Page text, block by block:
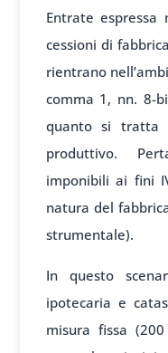
Entrate
cessioni di
rientrano
comma 1, nn. 8-
quanto si tratta
produttivo.
imponibili ai fini
natura del
strumentale).
In questo
ipotecaria e
misura fissa